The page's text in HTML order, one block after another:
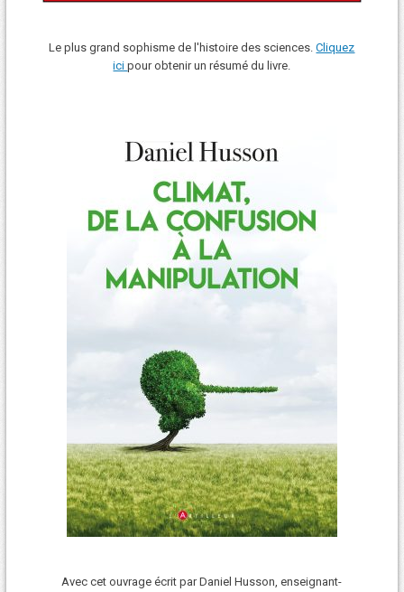
Le plus grand sophisme de l'histoire des sciences.Cliquez
icipour obtenir un résumé du livre.
Avec cet ouvrage écrit par Daniel Husson, enseignant-